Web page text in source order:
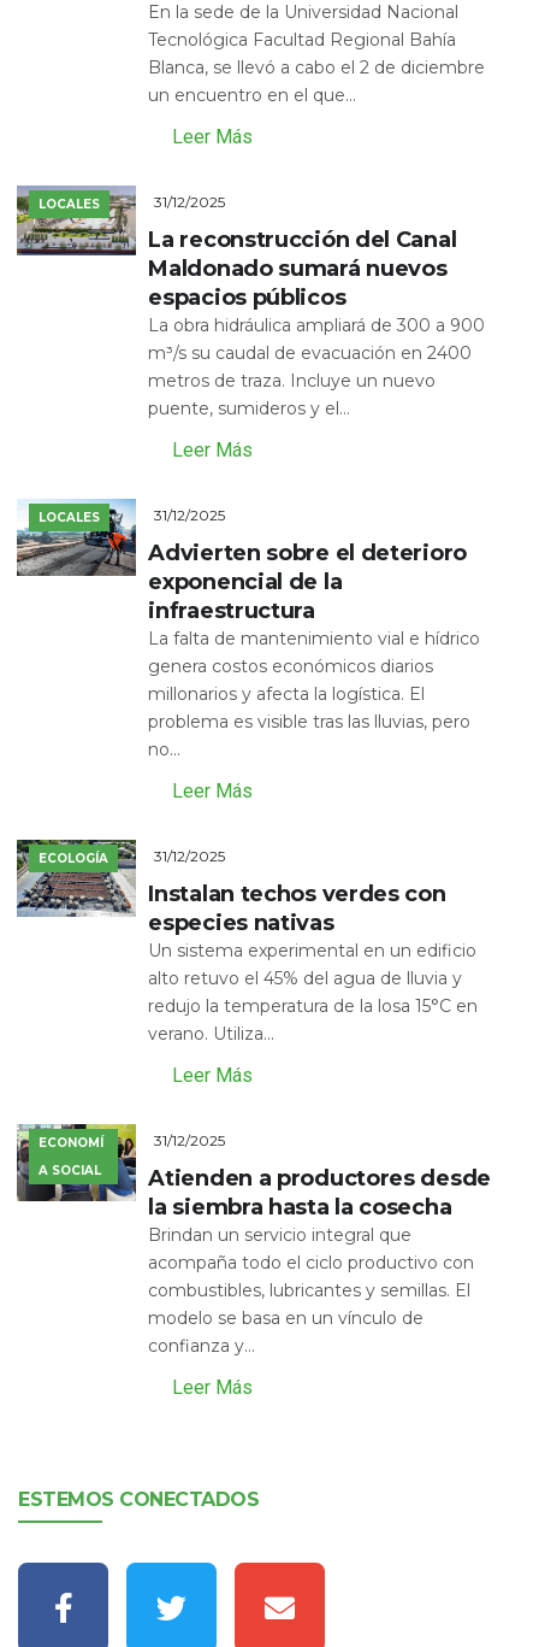
En la sede de la Universidad Nacional
Tecnológica Facultad Regional Bahía
Blanca, se llevó a cabo el 2 de diciembre
un encuentro en el que...
Leer Más
LOCALES 31/12/2025
La reconstrucción del Canal
Maldonado sumará nuevos
espacios públicos
La obra hidráulica ampliará de 300 a 900
m³/s su caudal de evacuación en 2400
metros de traza. Incluye un nuevo
puente, sumideros y el...
Leer Más
LOCALES 31/12/2025
Advierten sobre el deterioro
exponencial de la
infraestructura
La falta de mantenimiento vial e hídrico
genera costos económicos diarios
millonarios y afecta la logística. El
problema es visible tras las lluvias, pero
no...
Leer Más
ECOLOGÍA 31/12/2025
Instalan techos verdes con
especies nativas
Un sistema experimental en un edificio
alto retuvo el 45% del agua de lluvia y
redujo la temperatura de la losa 15°C en
verano. Utiliza...
Leer Más
ECONOMÍ
A SOCIAL
31/12/2025
Atienden a productores desde
la siembra hasta la cosecha
Brindan un servicio integral que
acompaña todo el ciclo productivo con
combustibles, lubricantes y semillas. El
modelo se basa en un vínculo de
confianza y...
Leer Más
ESTEMOS CONECTADOS